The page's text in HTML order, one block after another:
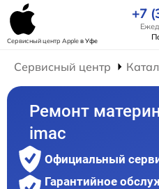
Сервисный центр Appleв Уфе
+7
Сервисный центр
Ремонт
imac
Официальный
Гарантийное